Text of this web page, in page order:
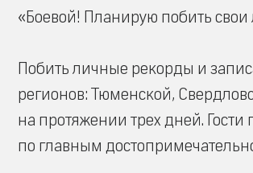
«Боевой! Планирую побить
Побить личные рекорды и
регионов: Тюменской,
на протяжении трех дней. Гости
по главным